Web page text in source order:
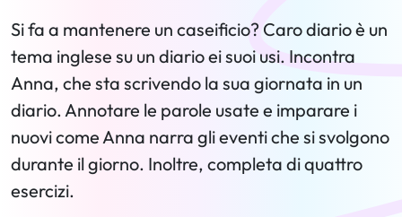
Si fa a mantenere un caseificio? Caro diario è un
tema inglese su un diario ei suoi usi. Incontra
Anna, che sta scrivendo la sua giornata in un
diario. Annotare le parole usate e imparare i
nuovi come Anna narra gli eventi che si svolgono
durante il giorno. Inoltre, completa di quattro
esercizi.